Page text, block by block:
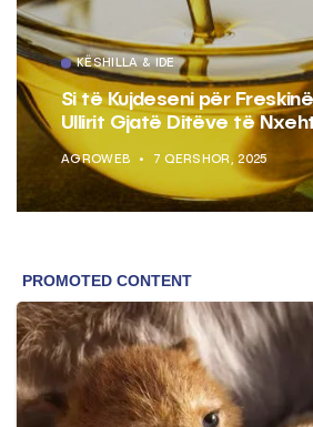
KËSHILLA & IDE
Si të Kujdeseni për
Ullirit Gjatë Ditëve të
AGROWEB 7 QERSHOR, 2025